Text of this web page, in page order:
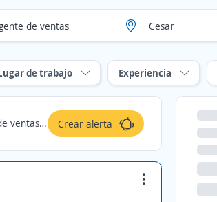
de trabajo Experiencia
en Cesar Crear alerta